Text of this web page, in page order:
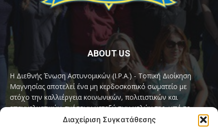
Διαχείριση Συγκατάθεσης
ABOUT US
Η Διεθνής Ένωση Αστυνομικών (I.P.A.) - Τοπική Διοίκηση
Μαγνησίας αποτελεί ένα μη κερδοσκοπικό σωματείο με
στόχο την καλλιέργεια κοινωνικών, πολιτιστικών και
επαγγελματικών σχέσεων μεταξύ των μελών της, υπό το
παγκόσμιο σύνθημα «Servo per Amikeco» (Υπηρετώ δια της